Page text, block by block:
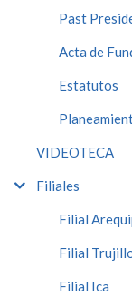
Past
Acta de
Estatutos
VIDEOTECA
Filiales
Filial
Filial
Filial Ica